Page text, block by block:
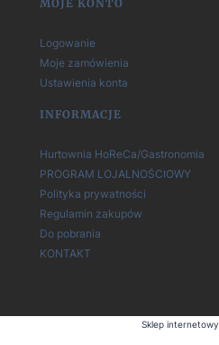
MOJE KONTO
Logowanie
Moje zamówienia
Ustawienia konta
INFORMACJE
Hurtownia HoReCa/Gastronomia
PROGRAM LOJALNOŚCIOWY
Polityka prywatności
Regulamin zakupów
Do pobrania
KONTAKT
Sklep internetowy